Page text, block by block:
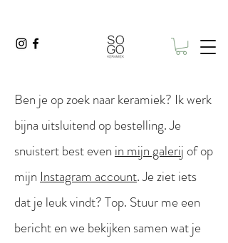
Ben je op zoek naar keramiek? Ik werk
bijna uitsluitend op bestelling. Je
snuistert best even in mijn galerij of op
mijn Instagram account. Je ziet iets
dat je leuk vindt? Top. Stuur me een
bericht en we bekijken samen wat je